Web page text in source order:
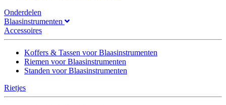
Onderdelen
Blaasinstrumenten
Accessoires
Koffers & Tassen voor Blaasinstrumenten
Riemen voor Blaasinstrumenten
Standen voor Blaasinstrumenten
Rietjes